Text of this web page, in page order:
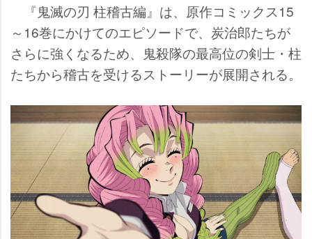
『鬼滅の刃 柱稽古編』は、原作コミックス15
～16巻にかけてのエピソードで、炭治郎たちが
さらに強くなるため、鬼殺隊の最高位の剣士・柱
たちから稽古を受けるストーリーが展開される。